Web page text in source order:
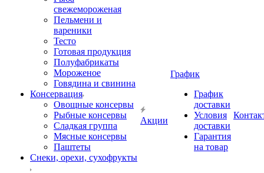
свежемороженая
Пельмени и
вареники
Тесто
Готовая продукция
Полуфабрикаты
Мороженое
Говядина и свинина
Консервация
Овощные консервы
Рыбные консервы
Сладкая группа
Мясные консервы
Паштеты
Снеки, орехи, сухофрукты
Акции
График
График
доставки
Условия
доставки
Гарантия
на товар